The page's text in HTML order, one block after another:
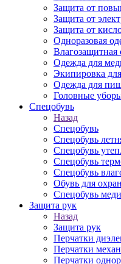
Защита от
Защита от
Защита от
Одноразовая
Влагозащитная
Одежда для
Экипировка
Одежда для
Головные
Спецобувь
Назад
Спецобувь
Спецобувь
Спецобувь
Спецобувь
Спецобувь
Обувь для
Спецобувь
Защита рук
Назад
Защита рук
Перчатки
Перчатки
Перчатки